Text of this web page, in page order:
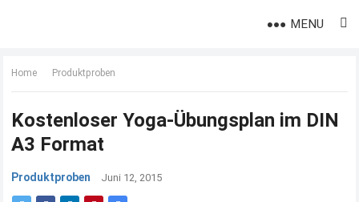
MENU
Home Produktproben
Kostenloser Yoga-Übungsplan im DIN
A3 Format
Produktproben Juni 12, 2015